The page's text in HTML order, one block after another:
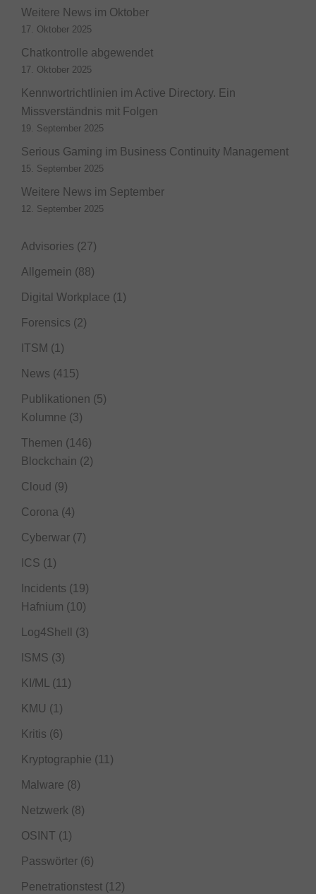
Weitere News im Oktober
17. Oktober 2025
Chatkontrolle abgewendet
17. Oktober 2025
Kennwortrichtlinien im Active Directory. Ein
Missverständnis mit Folgen
19. September 2025
Serious Gaming im Business Continuity Management
15. September 2025
Weitere News im September
12. September 2025
Advisories (27)
Allgemein (88)
Digital Workplace (1)
Forensics (2)
ITSM (1)
News (415)
Publikationen (5)
Kolumne (3)
Themen (146)
Blockchain (2)
Cloud (9)
Corona (4)
Cyberwar (7)
ICS (1)
Incidents (19)
Hafnium (10)
Log4Shell (3)
ISMS (3)
KI/ML (11)
KMU (1)
Kritis (6)
Kryptographie (11)
Malware (8)
Netzwerk (8)
OSINT (1)
Passwörter (6)
Penetrationstest (12)